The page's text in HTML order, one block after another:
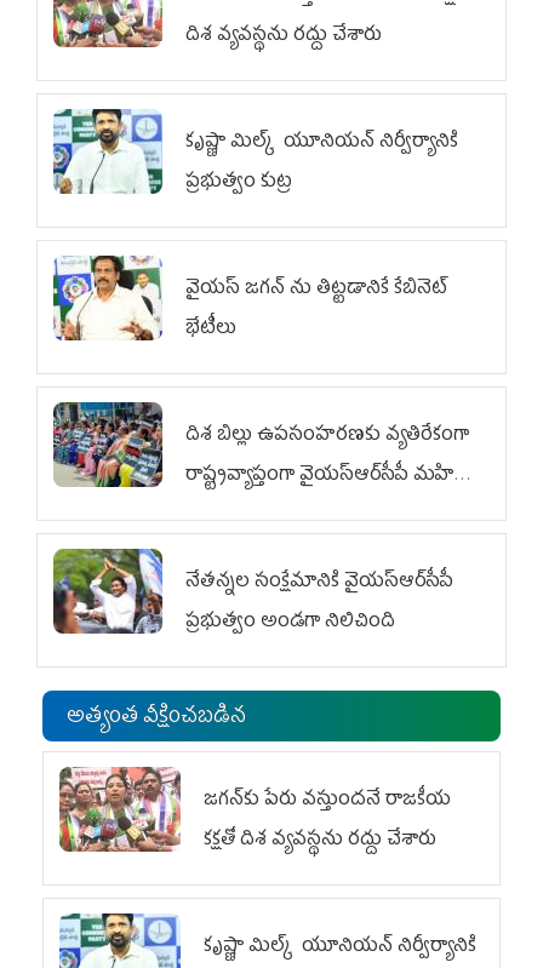
దిశ వ్య‌వ‌స్థ‌ను రద్దు చేశారు
కృష్ణా మిల్క్‌ యూనియన్‌ నిర్వీర్యానికి
ప్రభుత్వం కుట్ర
వైయ‌స్ జగన్‌ ను తిట్టడానికే కేబినెట్‌
భేటీలు
దిశ బిల్లు ఉపసంహరణకు వ్యతిరేకంగా
రాష్ట్రవ్యాప్తంగా వైయ‌స్ఆర్‌సీపీ మహిళా
విభాగం ఆందోళనలు
నేతన్నల సంక్షేమానికి వైయ‌స్ఆర్‌సీపీ
ప్రభుత్వం అండగా నిలిచింది
అత్యంత వీక్షించబడిన
జగన్‌కు పేరు వస్తుందనే రాజకీయ
కక్షతో దిశ వ్య‌వ‌స్థ‌ను రద్దు చేశారు
కృష్ణా మిల్క్‌ యూనియన్‌ నిర్వీర్యానికి